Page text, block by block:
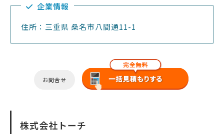
企業情報
住所：三重県 桑名市八間通11-1
お問合せ
株式会社トーチ